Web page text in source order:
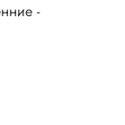
-